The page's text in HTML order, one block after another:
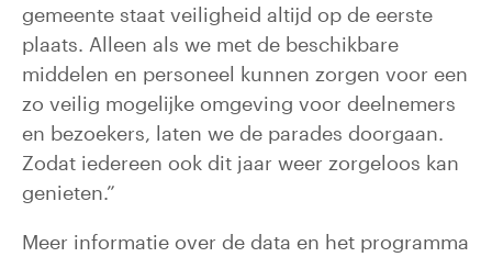
gemeente staat veiligheid altijd op de eerste
plaats. Alleen als we met de beschikbare
middelen en personeel kunnen zorgen voor een
zo veilig mogelijke omgeving voor deelnemers
en bezoekers, laten we de parades doorgaan.
Zodat iedereen ook dit jaar weer zorgeloos kan
genieten.”
Meer informatie over de data en het programma